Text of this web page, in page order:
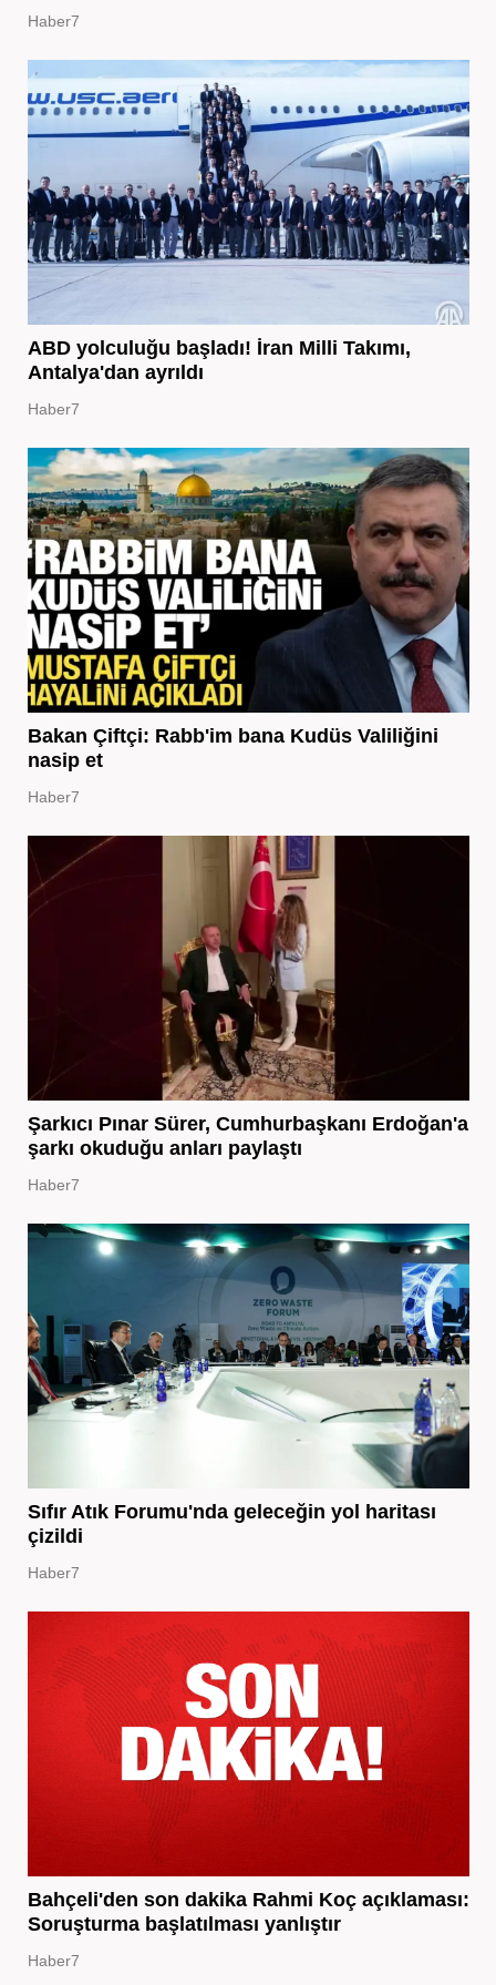
Haber7
ABD yolculuğu başladı! İran Milli Takımı,
Antalya'dan ayrıldı
Haber7
Bakan Çiftçi: Rabb'im bana Kudüs Valiliğini
nasip et
Haber7
Şarkıcı Pınar Sürer, Cumhurbaşkanı Erdoğan'a
şarkı okuduğu anları paylaştı
Haber7
Sıfır Atık Forumu'nda geleceğin yol haritası
çizildi
Haber7
Bahçeli'den son dakika Rahmi Koç açıklaması:
Soruşturma başlatılması yanlıştır
Haber7